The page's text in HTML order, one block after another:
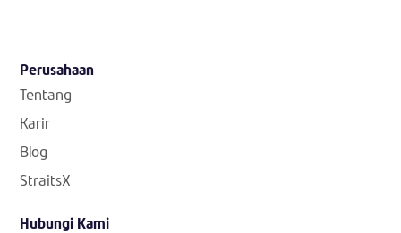
Perusahaan
Tentang
Karir
Blog
StraitsX
Hubungi Kami